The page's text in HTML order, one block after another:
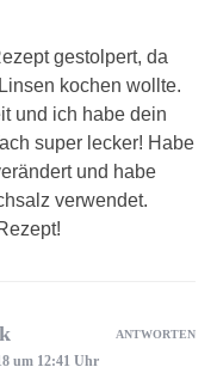
gestolpert, da
kochen wollte.
und ich habe dein
super lecker! Habe
und habe
verwendet.
um 12:41 Uhr
ANTWORTEN